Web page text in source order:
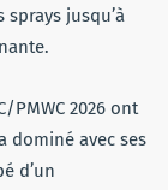
jusqu’à
PMWC 2026 ont
dominé avec ses
d’un